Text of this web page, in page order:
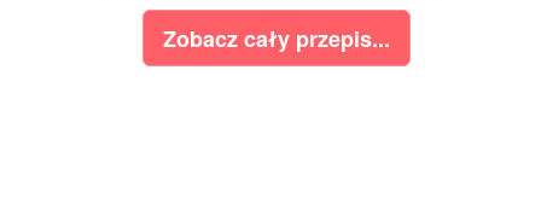
Zobacz cały przepis...